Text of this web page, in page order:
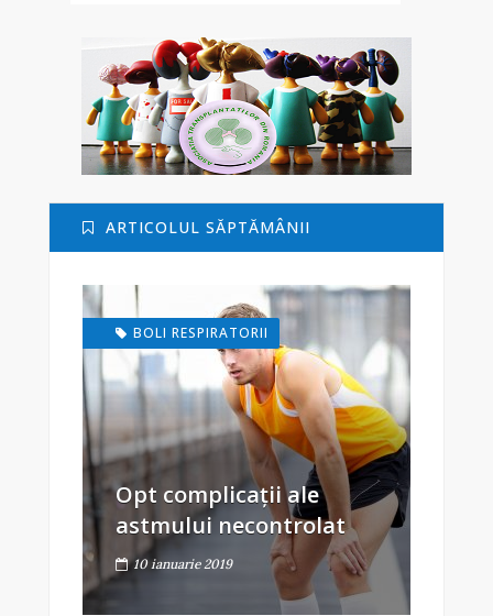
ARTICOLUL SĂPTĂMÂNII
BOLI RESPIRATORII
Opt complicații ale
astmului necontrolat
10 ianuarie 2019